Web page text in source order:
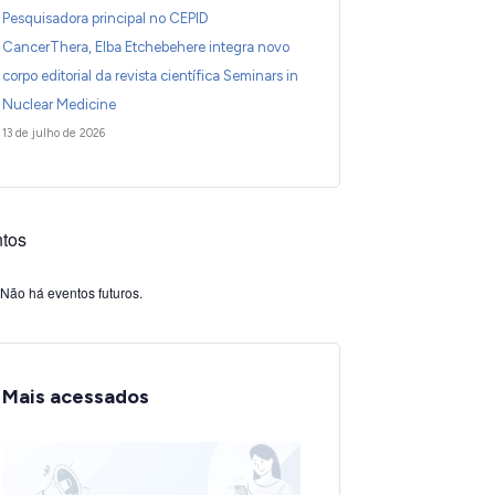
Pesquisadora principal no CEPID
CancerThera, Elba Etchebehere integra novo
corpo editorial da revista científica Seminars in
Nuclear Medicine
13 de julho de 2026
Não há eventos futuros.
Mais acessados